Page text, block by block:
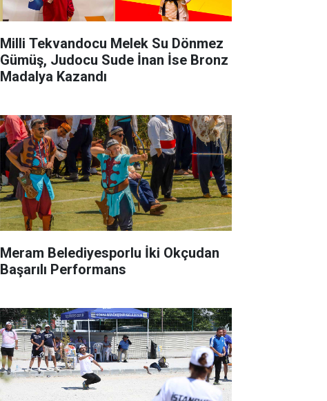
Milli Tekvandocu Melek Su Dönmez
Gümüş, Judocu Sude İnan İse Bronz
Madalya Kazandı
Meram Belediyesporlu İki Okçudan
Başarılı Performans